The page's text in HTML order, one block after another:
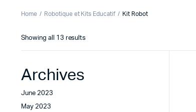
CNC & Laser
Home Robotique et Kits Educatif Kit Robot
Showing all 13 resultsSorted
Archives
June 2023
May 2023